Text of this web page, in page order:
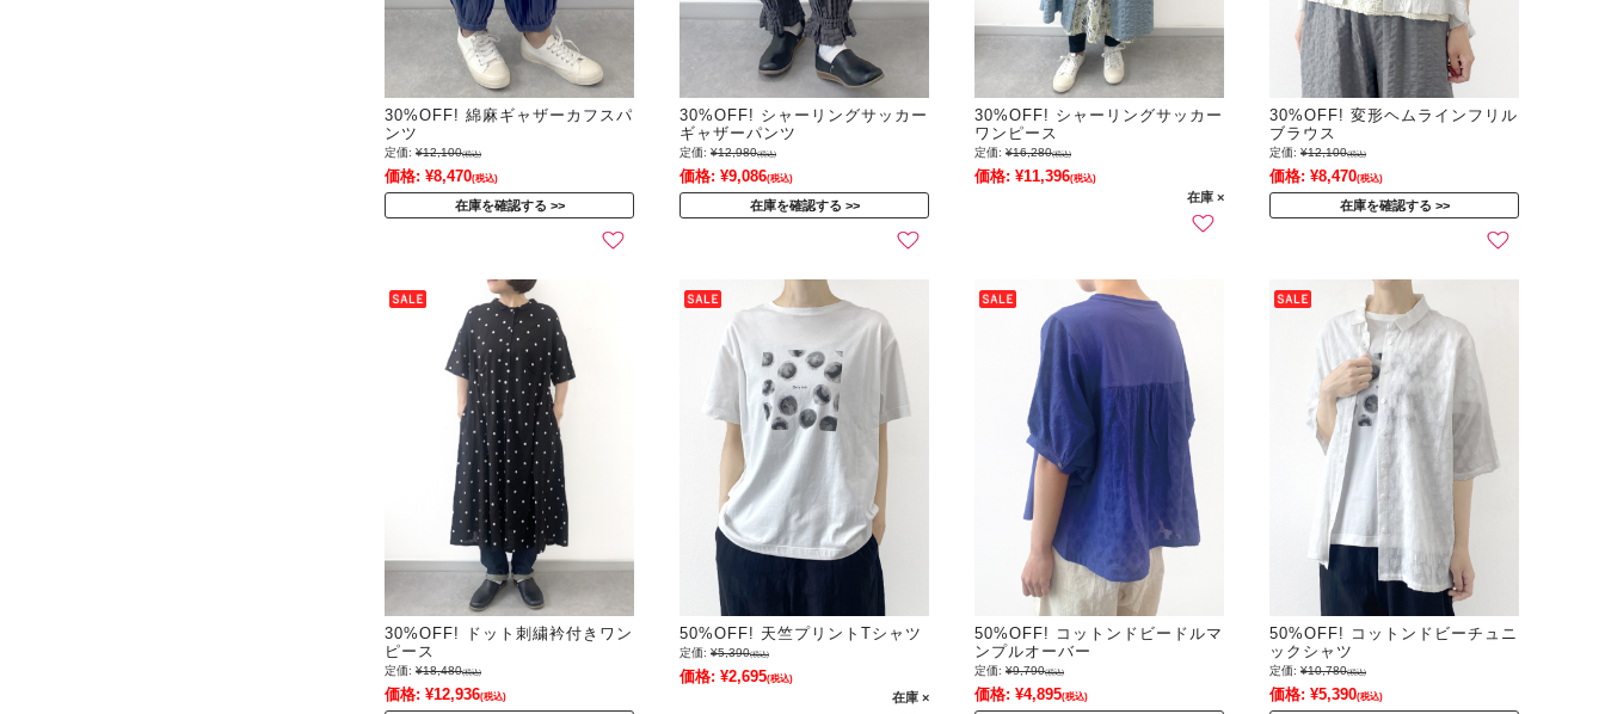
30%OFF! 綿麻ギャザーカフスパ
ンツ
定価: ¥12,100(税込)
価格: ¥8,470(税込)
在庫を確認する
30%OFF! シャーリングサッカー
ギャザーパンツ
定価: ¥12,980(税込)
価格: ¥9,086(税込)
在庫を確認する
30%OFF! シャーリングサッカー
ワンピース
定価: ¥16,280(税込)
価格: ¥11,396(税込)
在庫 ×
30%OFF! 変形ヘムラインフリル
ブラウス
定価: ¥12,100(税込)
価格: ¥8,470(税込)
在庫を確認する
30%OFF! ドット刺繍衿付きワン
ピース
定価: ¥18,480(税込)
価格: ¥12,936(税込)
50%OFF! 天竺プリントTシャツ
定価: ¥5,390(税込)
価格: ¥2,695(税込)
在庫 ×
50%OFF! コットンドビードルマ
ンプルオーバー
定価: ¥9,790(税込)
価格: ¥4,895(税込)
50%OFF! コットンドビーチュニ
ックシャツ
定価: ¥10,780(税込)
価格: ¥5,390(税込)